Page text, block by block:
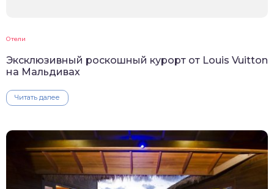
Отели
Эксклюзивный роскошный курорт от Louis Vuitton
на Мальдивах
Читать далее